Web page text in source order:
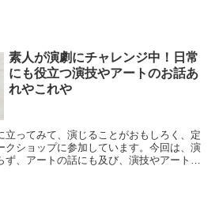
素人が演劇にチャレンジ中！日常
にも役立つ演技やアートのお話あ
れやこれや
立ってみて、演じることがおもしろく、定
クショップに参加しています。今回は、演
ず、アートの話にも及び、演技やアートを